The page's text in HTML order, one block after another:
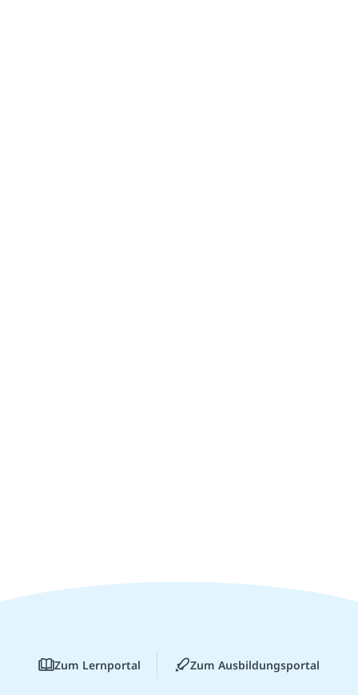
Zum Lernportal Zum Ausbildungsportal